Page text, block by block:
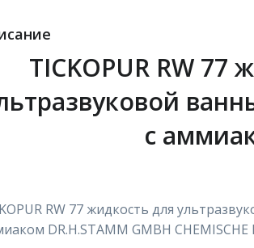
TICKOPUR RW 77
с
RW 77 жидкость для
DR.H.STAMM GMBH CHEMISCHE